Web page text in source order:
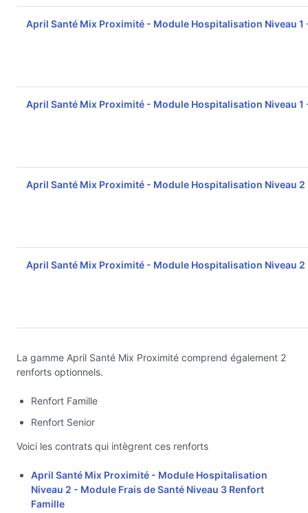
April Santé Mix Proximité - Module Hospitalisation Niveau 1
April Santé Mix Proximité - Module Hospitalisation Niveau 1
April Santé Mix Proximité - Module Hospitalisation Niveau 2
April Santé Mix Proximité - Module Hospitalisation Niveau 2
La gamme April Santé Mix Proximité comprend également 2
renforts optionnels.
Renfort Famille
Renfort Senior
Voici les contrats qui intègrent ces renforts
April Santé Mix Proximité - Module Hospitalisation
Niveau 2 - Module Frais de Santé Niveau 3 Renfort
Famille